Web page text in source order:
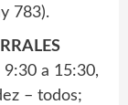
783).
a 15:30,
– todos;